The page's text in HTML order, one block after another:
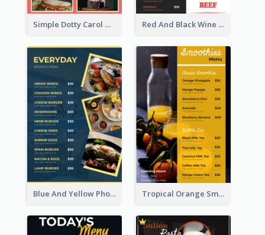
Simple Dotty Carol New Year Menu Design Idea Red And Black Wine Restaurant Menu
Blue And Yellow Photos Bunch Menu Tropical Orange Smoothies Beverage Menu Design